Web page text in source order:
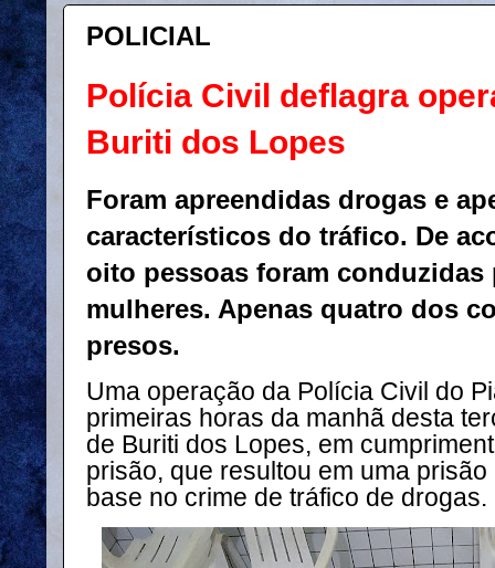
POLICIAL
Polícia Civil deflagra
Buriti dos Lopes
Foram apreendidas drogas e
característicos do tráfico. De
oito pessoas foram conduzidas
mulheres. Apenas quatro dos
presos.
Uma operação da Polícia Civil do
primeiras horas da manhã desta
de Buriti dos Lopes, em
prisão, que resultou em uma
base no crime de tráfico de drogas.